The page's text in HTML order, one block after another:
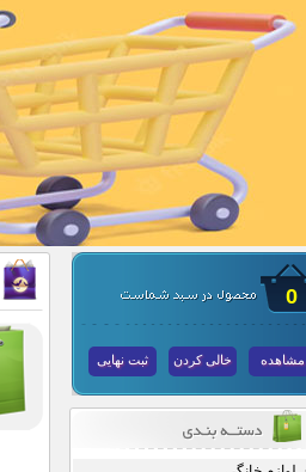
0
مشاهده خالی کردن ثبت نهایی